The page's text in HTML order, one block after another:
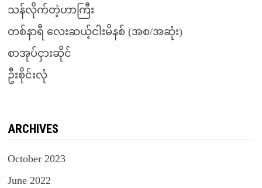
သန်လိုက်တဲ့ဟာကြီး
တစ်နာရီ လေးဆယ့်ငါးမိနစ် (အစ/အဆုံး)
စာအုပ်ငှားဆိုင်
ဦးစိုင်းလုံ
ARCHIVES
October 2023
June 2022